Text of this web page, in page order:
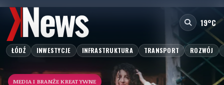
19°C
ŁÓDŹ INWESTYCJE INFRASTRUKTURA TRANSPORT ROZWÓJ
MEDIA I BRANŻE KREATYWNE